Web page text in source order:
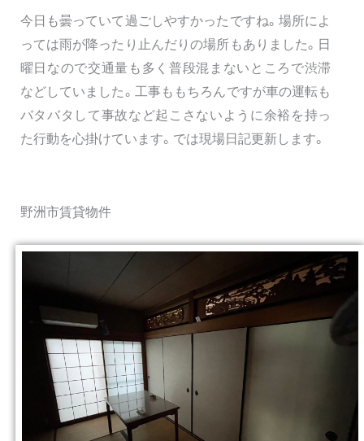
今日も曇っていて過ごしやすかったですね。場所によ
っては雨が降ったり止んだりの場所もありました。日
曜日なので交通量も多く普段混まないところで渋滞
などしていました。工事ももちろんですが車の運転も
バタバタして事故など起こさないように余裕を持っ
た行動を心掛けています。では現場日記更新します。
野洲市賃貸物件